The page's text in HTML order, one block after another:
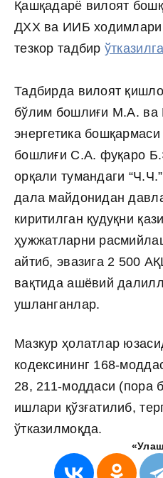
Қашқадарё вилоят
ДХХ ва ИИБ ходимлари
тезкор тадбир
Тадбирда вилоят
бўлим бошлиғи М.А. ва
энергетика
бошлиғи С.А. фуқаро
орқали тумандаги
дала майдонидан
киритилган қудуқни
ҳужжатларни
айтиб, эвазига 2 500
вақтида ашёвий
ушланганлар.
Мазкур ҳолатлар
кодексининг 168-
28, 211-моддаси (пора
ишлари қўзғатилиб,
ўтказилмоқда.